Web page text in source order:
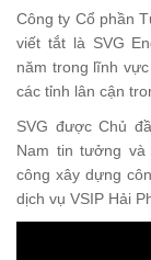
Công ty Cổ phần
viết tắt là SVG
năm trong lĩnh
các tỉnh lân cận
SVG được Chủ
Nam tin tưởng
công xây dựng
dịch vụ VSIP Hải